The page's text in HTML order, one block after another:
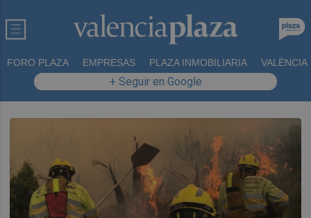
FORO PLAZA EMPRESAS PLAZA INMOBILIARIA VALÈNCIA
+ Seguir en Google